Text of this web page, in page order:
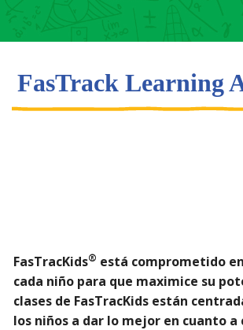
FasTrack Learning
FasTracKids® está comprometido
cada niño para que maximice su
clases de FasTracKids están
los niños a dar lo mejor en cuanto